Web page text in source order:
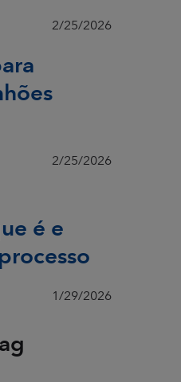
2/25/2026
2/25/2026
é e
1/29/2026